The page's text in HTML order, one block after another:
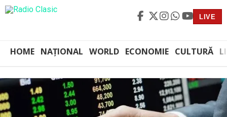
LIVE
HOME NAȚIONAL WORLD ECONOMIE CULTURĂ